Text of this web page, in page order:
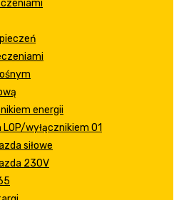
energii
wyłącznikiem 01
siłowe
230V